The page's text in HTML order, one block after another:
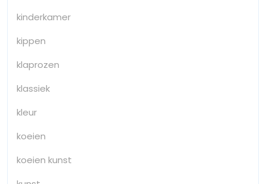
kinderkamer
kippen
klaprozen
klassiek
kleur
koeien
koeien kunst